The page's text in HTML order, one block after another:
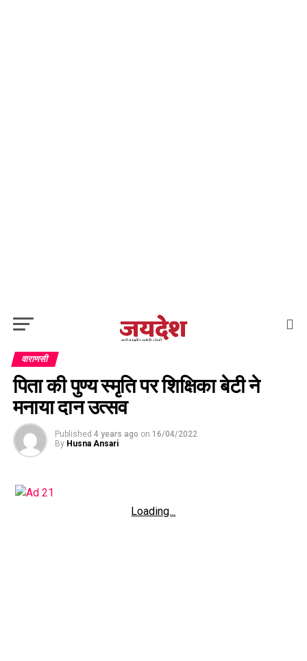
वाराणसी
पिता की पुण्य स्मृति पर शिक्षिका बेटी ने
मनाया दान उत्सव
Published 4 years ago on 16/04/2022
By Husna Ansari
Loading...